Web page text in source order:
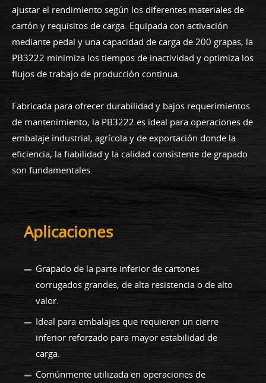
ajustar el rendimiento según los diferentes materiales de
cartón y requisitos de carga. Equipada con activación
mediante pedal y una capacidad de carga de 200 grapas, la
PB3222 minimiza los tiempos de inactividad y optimiza los
flujos de trabajo de producción continua.
Fabricada para ofrecer durabilidad y bajos requerimientos
de mantenimiento, la PB3222 es ideal para operaciones de
embalaje industrial, agrícola y de exportación donde la
eficiencia, la fiabilidad y la calidad consistente de grapado
son fundamentales.
Aplicaciones
Grapado de la parte inferior de cartones
corrugados grandes, de alta resistencia o de alto
valor.
Ideal para embalajes que requieren un cierre
inferior reforzado para mayor estabilidad de
carga.
Comúnmente utilizada en operaciones de